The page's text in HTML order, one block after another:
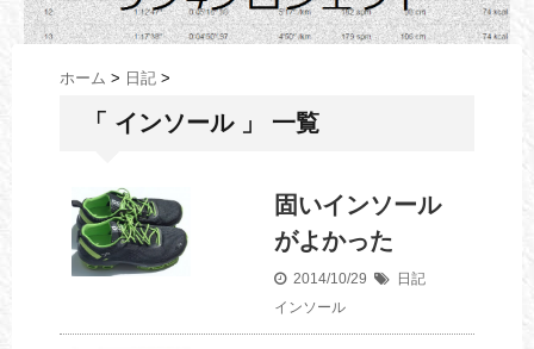
ホーム > 日記 >
「 インソール 」 一覧
固いインソール
がよかった
2014/10/29
日記
インソール